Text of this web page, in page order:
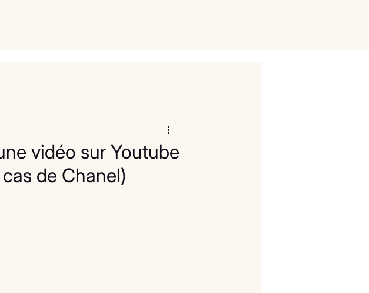
vidéo sur Youtube
de Chanel)